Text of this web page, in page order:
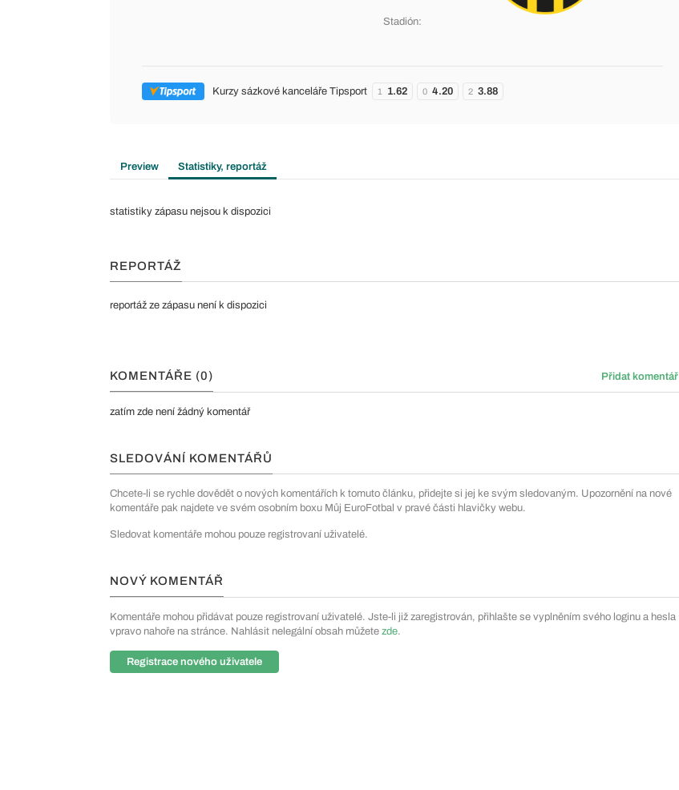
Stadión:
Kurzy sázkové kanceláře Tipsport 1 1.62 0 4.20 2 3.88
Preview Statistiky, reportáž
statistiky zápasu nejsou k dispozici
REPORTÁŽ
reportáž ze zápasu není k dispozici
KOMENTÁŘE (0) Přidat komentář
zatím zde není žádný komentář
SLEDOVÁNÍ KOMENTÁŘŮ
Chcete-li se rychle dovědět o nových komentářích k tomuto článku, přidejte si jej ke svým sledovaným. Upozornění na nové
komentáře pak najdete ve svém osobním boxu Můj EuroFotbal v pravé části hlavičky webu.
Sledovat komentáře mohou pouze registrovaní uživatelé.
NOVÝ KOMENTÁŘ
Komentáře mohou přidávat pouze registrovaní uživatelé. Jste-li již zaregistrován, přihlašte se vyplněním svého loginu a hesla
vpravo nahoře na stránce. Nahlásit nelegální obsah můžete zde.
Registrace nového uživatele